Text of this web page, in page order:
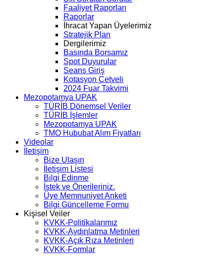
Faaliyet Raporları
Raporlar
İhracat Yapan Üyelerimiz
Stratejik Plan
Dergilerimiz
Basında Borsamız
Spot Duyurular
Seans Giriş
Kotasyon Cetveli
2024 Fuar Takvimi
Mezopotamya UPAK
TÜRİB Dönemsel Veriler
TÜRİB İşlemler
Mezopotamya UPAK
TMO Hububat Alım Fiyatları
Videolar
İletişim
Bize Ulaşın
İletişim Listesi
Bilgi Edinme
İstek ve Önerileriniz.
Üye Memnuniyet Anketi
Bilgi Güncelleme Formu
Kişisel Veiler
KVKK-Politikalarımız
KVKK-Aydınlatma Metinleri
KVKK-Açık Rıza Metinleri
KVKK-Formlar